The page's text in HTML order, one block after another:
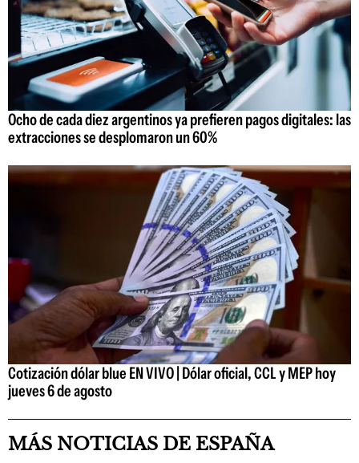
Ocho de cada diez argentinos ya prefieren pagos digitales: las
extracciones se desplomaron un 60%
Cotización dólar blue EN VIVO | Dólar oficial, CCL y MEP hoy
jueves 6 de agosto
MÁS NOTICIAS DE ESPAÑA